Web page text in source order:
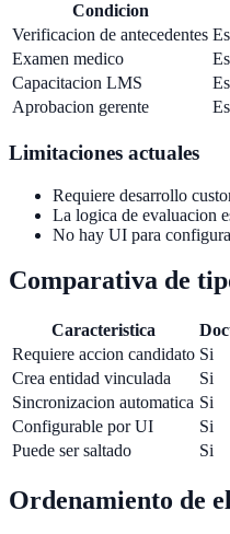
Condicion
Verificacion de antecedentes
Examen medico
Capacitacion LMS
Aprobacion gerente
Limitaciones actuales
Requiere desarrollo
La logica de evaluacion
No hay UI para
Comparativa de
Caracteristica
Requiere accion candidato Si
Crea entidad vinculada
Si
Sincronizacion automatica Si
Configurable por UI
Si
Puede ser saltado
Si
Ordenamiento de